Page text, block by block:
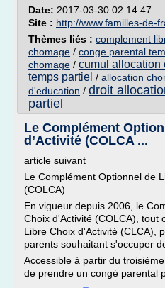
Date: 2017-03-30 02:14:47
Site : http://www.familles-de-
Thèmes liés : complement
chomage / conge parental
chomage / cumul allocation
temps partiel / allocation
d'education / droit
partiel
Le Complément
d’Activité (COLCA ...
article suivant
Le Complément Optionnel de
(COLCA)
En vigueur depuis 2006, le
Choix d'Activité (COLCA), tout
Libre Choix d'Activité (CLCA),
parents souhaitant s'occuper
Accessible à partir du
de prendre un congé parental